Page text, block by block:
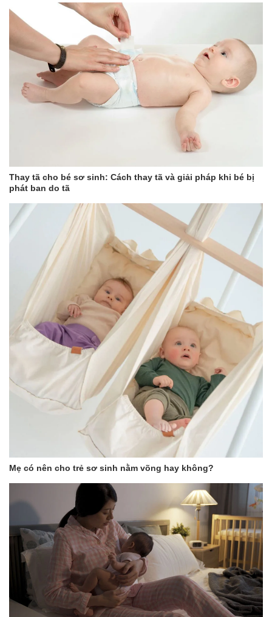
Bước 2: Cho ngón tay trỏ vào bên trong gạc. Nhẹ nhàng vệ
sinh khoang miệng cho bé, từ lưỡi, nướu, răng, đến 2 bên
túi má.
Liệu trình sử dụng gạc rơ lưỡi Elemis
Hàng ngày, vệ sinh răng miệng cho trẻ sơ sinh và trẻ nhỏ chưa
biết đánh răng từ 1 – 2 lần/ngày.
Với bé đang bị nấm lưỡi, tưa lưỡi: lau 3 lần/ngày.
Với bé đang bị viêm nướu, sưng lợi mọc răng: dùng gạc nhẹ
nhàng massage phần nướu (lợi) bị sưng để giúp bé dễ chịu hơn.
Gạc chỉ sử dụng 1 lần. Nên sử dụng ngay sau khi mở gói.
Không vệ sinh răng miệng khi bé vừa ăn no.
Thay tã cho bé sơ sinh: Cách thay tã và giải pháp khi bé bị
phát ban do tã
Mẹ có nên cho trẻ sơ sinh nằm võng hay không?